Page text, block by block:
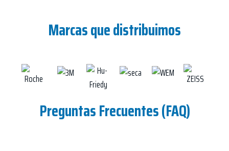
Marcas que distribuimos
Preguntas Frecuentes (FAQ)